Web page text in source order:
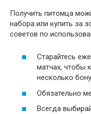
Получить питомца
набора или купить за
советов по
Старайтесь
матчах, чтобы
несколько
Обязательно
Всегда